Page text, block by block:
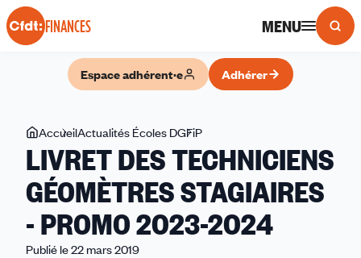
Panneau de gestion des cookies
FINANCES MENU
Espace adhérent·e Adhérer
Vous
êtes
ici
AccueilActualités Écoles DGFiP
DES
TECHNICIENS
GÉOMÈTRES
STAGIAIRES
LIVRET DES TECHNICIENS
GÉOMÈTRES STAGIAIRES
- PROMO 2023-2024
Publié le 22 mars 2019